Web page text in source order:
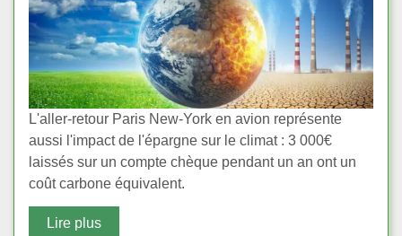
L'aller-retour Paris New-York en avion représente
aussi l'impact de l'épargne sur le climat : 3 000€
laissés sur un compte chèque pendant un an ont un
coût carbone équivalent.
Lire plus